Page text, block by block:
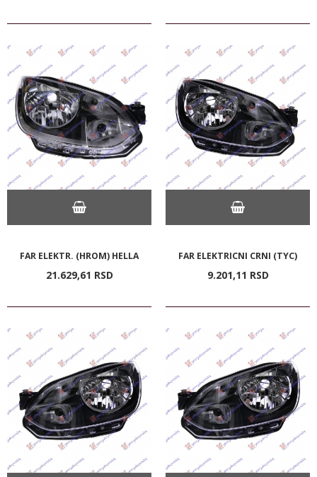
FAR ELEKTR. (HROM) HELLA
21.629,61 RSD
FAR ELEKTRICNI CRNI (TYC)
9.201,11 RSD